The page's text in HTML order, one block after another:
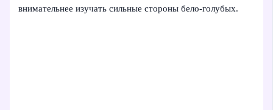
внимательнее изучать сильные стороны бело-голубых.